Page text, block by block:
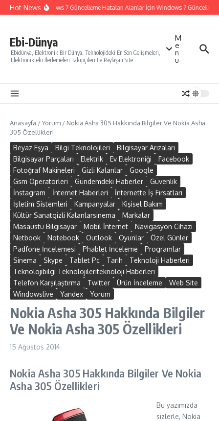
İçeriğe atla
Hot NewsWindows 7 Güncelleme Hataları Alanlar İçin Windows 7 Güncelleme
Ebi-Dünya
Ebidünya, Elektronik Bir Dünya, Teknolojideki En Son Gelişmeleri,
Elektronikteki İlerlemeleri Takipçileri İle Paylaşan Site
M
e
n
u
Anasayfa /Yorum / Nokia Asha 305 Hakkında Bilgiler Ve Nokia Asha
305 Özellikleri
Beyaz Eşya Bilgi Teknolojileri
Bilgisayar Arızaları
Bilgisayar Parçaları
Elektrik Ev Elektroniği
Facebook
Fotoğraf Makineleri
Gizli Kalanlar
Google
Gsm Operatörleri
Gündemdeki Haberler
Güvenlik
İnstagram
İnternet Haberleri
İnternette İş Fırsatları
İşletim Sistemleri
Kampanyalar
Kişisel Bakım
Kültür Sanatgizli Kalanlarsinema
Markalar
Masaüstü Bilgisayar
Mobil İnternet
Navigasyon Cihazı
Netbook
Notebook Outlook Oyunlar
Özel Günler
Padfone İncelemesi
Phablet İnceleme
Programlar
Sinema
Skype Tablet Pc Tarih
Teknoloji Haberleri
Teknolojibilgi Teknolojileriteknoloji Haberleri
Telefon Karşılaştırma
Twitter Ürün İnceleme
Web Site
Windowslive
Yandex Yorum
Nokia Asha 305 Hakkında Bilgiler
Ve Nokia Asha 305 Özellikleri
15 Ağustos 2014
Nokia Asha 305 Hakkında Bilgiler Ve Nokia
Asha 305 Özellikleri
Bu yazımızda
sizlerle, Nokia